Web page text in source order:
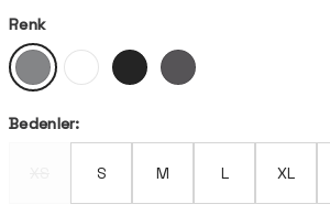
Renk
Bedenler:
S M L XL